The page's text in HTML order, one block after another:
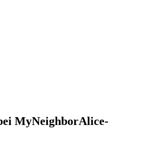
MyNeighborAlice-